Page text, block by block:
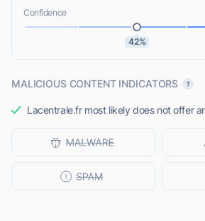
Confidence
42%
MALICIOUS CONTENT INDICATORS
Lacentrale.fr most likely does not offer